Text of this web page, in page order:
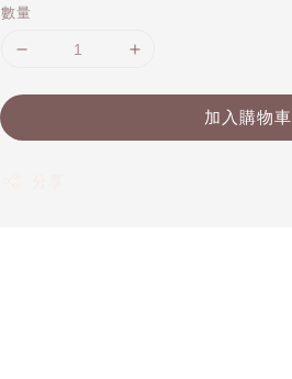
數量
加入購物車